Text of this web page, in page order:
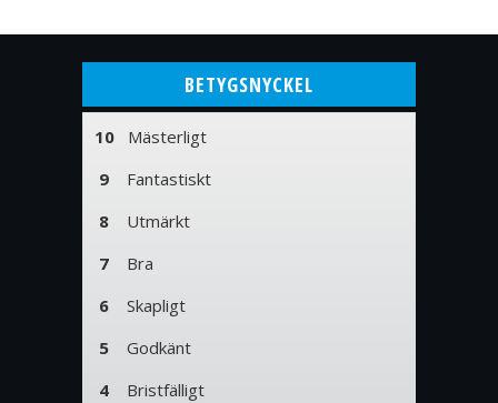
BETYGSNYCKEL
10 Mästerligt
9 Fantastiskt
8 Utmärkt
7 Bra
6 Skapligt
5 Godkänt
4 Bristfälligt